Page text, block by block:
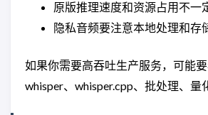
原版推理速度和资源占用不一
隐私音频要注意本地处理和存
如果你需要高吞吐生产服务，可能
whisper、whisper.cpp、批处理、量